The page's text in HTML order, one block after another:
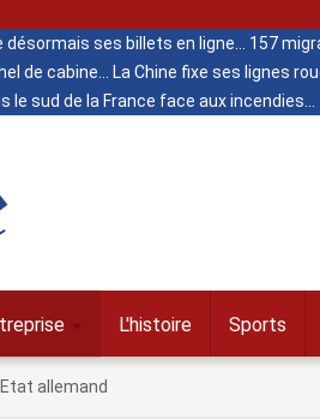
désormais ses billets en ligne
157
de cabine
La Chine fixe ses lignes
le sud de la France face aux incendies
L'histoire Sports
allemand